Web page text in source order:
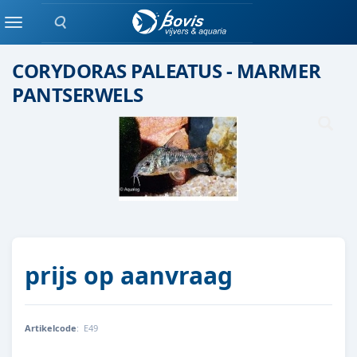
Zoeken
MenuGroepen vis
CORYDORAS PALEATUS - MARMER
PANTSERWELS
prijs op aanvraag
Artikelcode: E49